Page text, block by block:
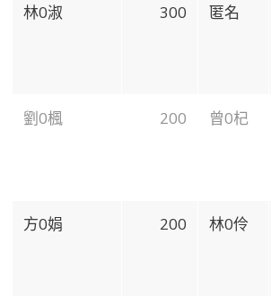
林0淑 300 匿名
劉0楓 200 曾0杞
方0娟 200 林0伶